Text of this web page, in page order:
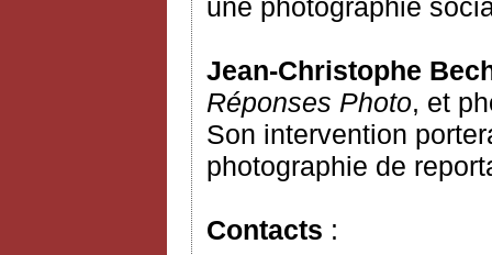
une photographie
Jean-Christophe
Réponses Photo, et
Son intervention
photographie de
Contacts :